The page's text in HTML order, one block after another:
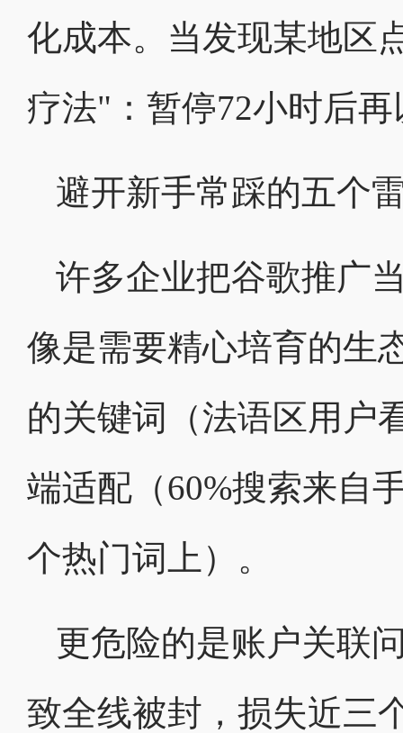
化成本。当发现某地区
疗法"：暂停72小时后
避开新手常踩的五个
许多企业把谷歌推广
像是需要精心培育的生
的关键词（法语区用户
端适配（60%搜索来自
个热门词上）。
更危险的是账户关联
致全线被封，损失近三